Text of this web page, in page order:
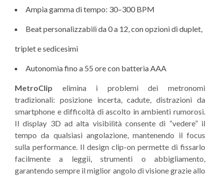
Ampia gamma di tempo: 30–300 BPM
Beat personalizzabili da 0 a 12, con opzioni di duplet,
triplet e sedicesimi
Autonomia fino a 55 ore con batteria AAA
MetroClip elimina i problemi dei metronomi
tradizionali: posizione incerta, cadute, distrazioni da
smartphone e difficoltà di ascolto in ambienti rumorosi.
Il display 3D ad alta visibilità consente di “vedere” il
tempo da qualsiasi angolazione, mantenendo il focus
sulla performance. Il design clip-on permette di fissarlo
facilmente a leggii, strumenti o abbigliamento,
garantendo sempre il miglior angolo di visione grazie allo